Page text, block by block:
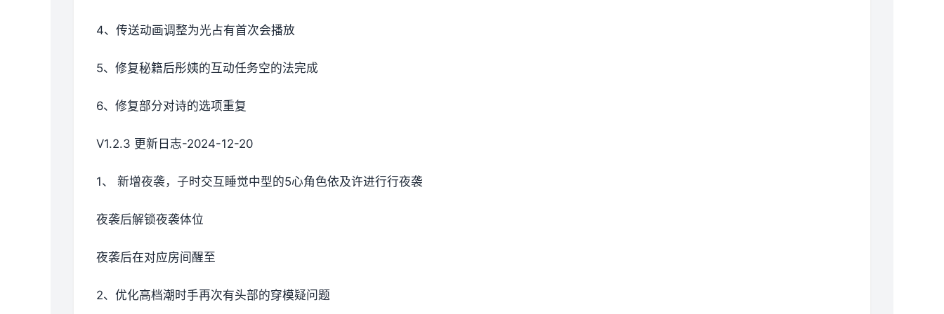
4、传送动画调整为光占有首次会播放
5、修复秘籍后彤姨的互动任务空的法完成
6、修复部分对诗的选项重复
V1.2.3 更新日志-2024-12-20
1、 新增夜袭，子时交互睡觉中型的5心角色依及许进行行夜袭
夜袭后解锁夜袭体位
夜袭后在对应房间醒至
2、优化高档潮时手再次有头部的穿模疑问题